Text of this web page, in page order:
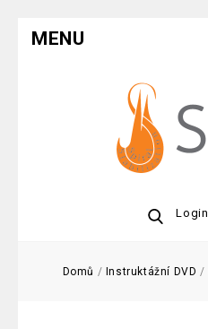
MENU
Login
Domů / Instruktážní DVD /